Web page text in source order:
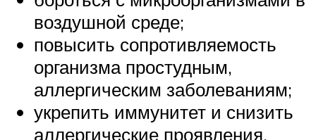
воздушной среде;
повысить сопротивляемость
организма простудным,
аллергическим заболеваниям;
укрепить иммунитет и снизить
аллергические проявления.